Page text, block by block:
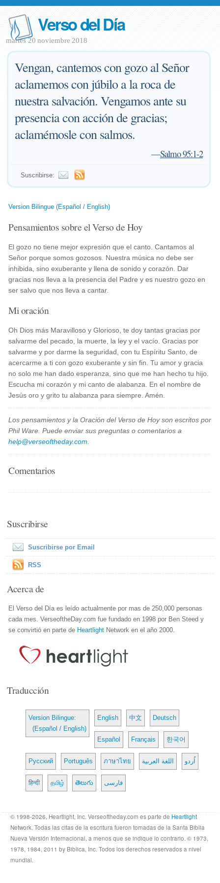
Verso del Día
martes 20 noviembre 2018
Vengan, cantemos con gozo al Señor
aclamemos con júbilo a la roca de
nuestra salvación. Vengamos ante su
presencia con acción de gracias;
aclamémosle con salmos.
—Salmo 95:1-2
Suscribirse:
Version Bilingue (Español / English)
Pensamientos sobre el Verso de Hoy
El gozo no tiene mejor expresión que el canto. Cantamos al
Señor porque somos gozosos. Nuestra música no debe ser
inhibida, sino exuberante y llena de sonido y corazón. Dar
gracias nos lleva a la presencia del Padre y es nuestro gozo en
ser salvo que nos lleva a cantar.
Mi oración
Oh Dios más Maravilloso y Glorioso, te doy tantas gracias por
salvarme del pecado, la muerte, la ley y el vacío. Gracias por
salvarme y por darme la seguridad, con tu Espíritu Santo, de
acercarme a ti con gozo exuberante y sin fin. Tu amor y gracia
no solo me han dado esperanza, sino que me han hecho tu hijo.
Escucha mi corazón y mi canto de alabanza. En el nombre de
Jesús oro y grito tu alabanza para siempre. Amén.
Los pensamientos y la Oración del Verso de Hoy son escritos por
Phil Ware. Puede enviar sus preguntas o comentarios a
help@verseoftheday.com
Comentarios
Suscribirse
Suscribirse por Email
RSS
Acerca de
El Verso del Día es leído actualmente por mas de 250,000 personas
cada mes. VerseoftheDay.com fue fundado en 1998 por Ben Steed y
se convirtió en parte de Heartlight Network en el año 2000.
Traducción
Version Bilingue:
(Español / English)
English 中文 Deutsch
Español Français 한국어
Русский Português ภาษาไทย اللغة العربية اُردو
हिन्दी தமிழ் తెలుగు فارسی
© 1998-2026, Heartlight, Inc. Verseoftheday.com es parte de Heartlight
Network. Todas las citas de la escritura fueron tomadas de la Santa Biblia
Nueva Versión Internacional, a menos que se indique lo contrario. © 1973,
1978, 1984, 2011 by Biblica, Inc. Todos los derechos reservados a nivel
mundial.